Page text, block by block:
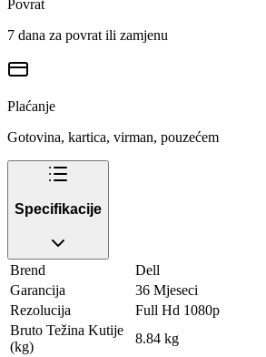
Povrat
7 dana za povrat ili zamjenu
Plaćanje
Gotovina, kartica, virman, pouzećem
Specifikacije
Brend
Dell
Garancija
36 Mjeseci
Rezolucija
Full Hd 1080p
Bruto Težina Kutije
(kg)
8.84 kg